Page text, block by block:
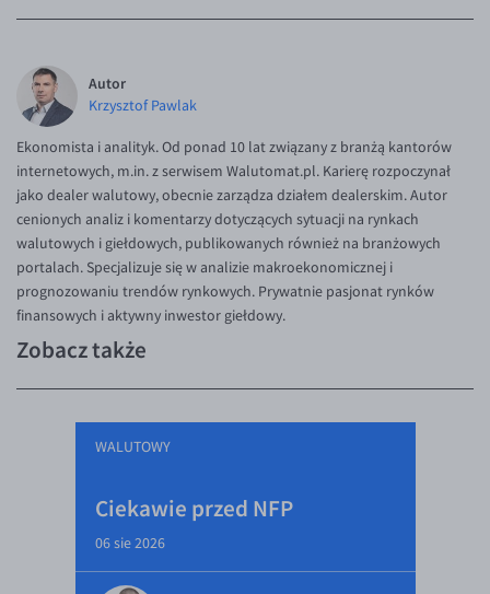
Autor
Krzysztof Pawlak
Ekonomista i analityk. Od ponad 10 lat związany z branżą kantorów
internetowych, m.in. z serwisem Walutomat.pl. Karierę rozpoczynał
jako dealer walutowy, obecnie zarządza działem dealerskim. Autor
cenionych analiz i komentarzy dotyczących sytuacji na rynkach
walutowych i giełdowych, publikowanych również na branżowych
portalach. Specjalizuje się w analizie makroekonomicznej i
prognozowaniu trendów rynkowych. Prywatnie pasjonat rynków
finansowych i aktywny inwestor giełdowy.
Zobacz także
WALUTOWY
Ciekawie przed NFP
06 sie 2026